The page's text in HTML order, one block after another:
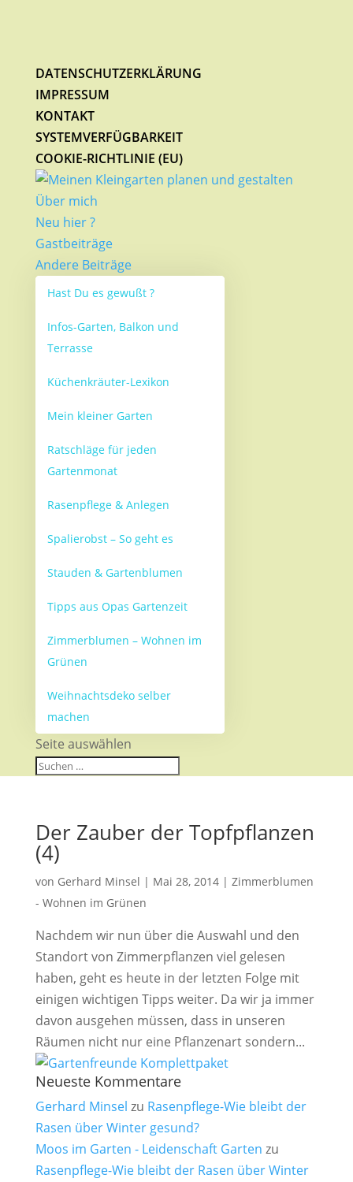
DATENSCHUTZERKLÄRUNG
IMPRESSUM
KONTAKT
SYSTEMVERFÜGBARKEIT
COOKIE-RICHTLINIE (EU)
Über mich
Neu hier ?
Gastbeiträge
Andere Beiträge
Hast Du es gewußt ?
Infos-Garten, Balkon und
Terrasse
Küchenkräuter-Lexikon
Mein kleiner Garten
Ratschläge für jeden
Gartenmonat
Rasenpflege & Anlegen
Spalierobst – So geht es
Stauden & Gartenblumen
Tipps aus Opas Gartenzeit
Zimmerblumen – Wohnen im
Grünen
Weihnachtsdeko selber
machen
Seite auswählen
Der Zauber der Topfpflanzen
(4)
von Gerhard Minsel | Mai 28, 2014| Zimmerblumen
- Wohnen im Grünen
Nachdem wir nun über die Auswahl und den
Standort von Zimmerpflanzen viel gelesen
haben, geht es heute in der letzten Folge mit
einigen wichtigen Tipps weiter. Da wir ja immer
davon ausgehen müssen, dass in unseren
Räumen nicht nur eine Pflanzenart sondern...
Neueste Kommentare
Gerhard Minsel zu Rasenpflege-Wie bleibt der
Rasen über Winter gesund?
Moos im Garten - Leidenschaft Garten zu
Rasenpflege-Wie bleibt der Rasen über Winter